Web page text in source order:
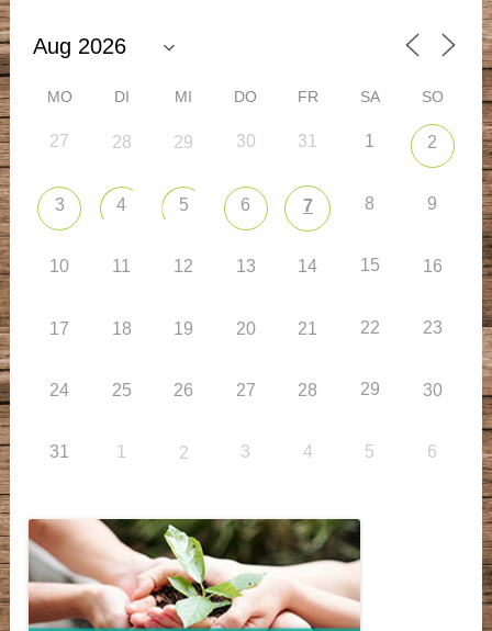
MO DI MI DO FR SA SO
27 28 29 30 31 1 2
3 4 5 6 7 8 9
10 11 12 13 14 15 16
17 18 19 20 21 22 23
24 25 26 27 28 29 30
31 1 2 3 4 5 6